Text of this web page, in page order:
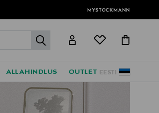
MYSTOCKMANN
label.header.go
EESTI
ALLAHINDLUS OUTLET